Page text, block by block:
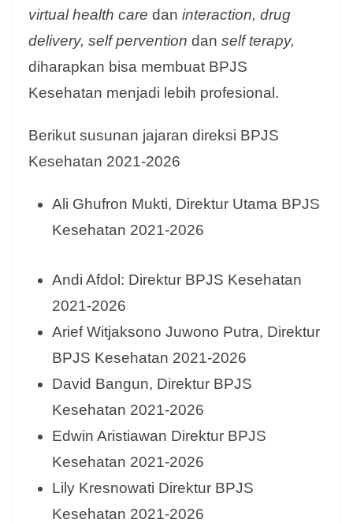
virtual health care dan interaction, drug
delivery, self pervention dan self terapy,
diharapkan bisa membuat BPJS
Kesehatan menjadi lebih profesional.
Berikut susunan jajaran direksi BPJS
Kesehatan 2021-2026
Ali Ghufron Mukti, Direktur Utama BPJS
Kesehatan 2021-2026
Andi Afdol: Direktur BPJS Kesehatan
2021-2026
Arief Witjaksono Juwono Putra, Direktur
BPJS Kesehatan 2021-2026
David Bangun, Direktur BPJS
Kesehatan 2021-2026
Edwin Aristiawan Direktur BPJS
Kesehatan 2021-2026
Lily Kresnowati Direktur BPJS
Kesehatan 2021-2026